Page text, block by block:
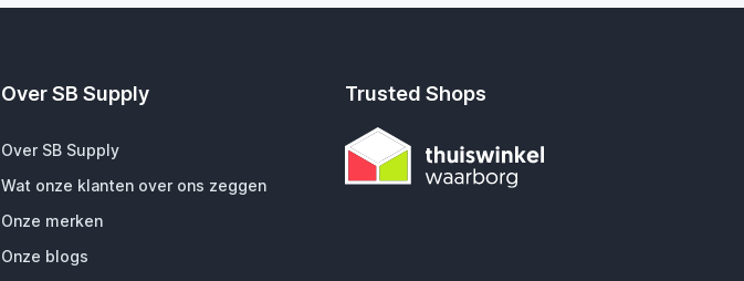
Over SB Supply
Over SB Supply
Wat onze klanten over ons zeggen
Onze merken
Onze blogs
Trusted Shops